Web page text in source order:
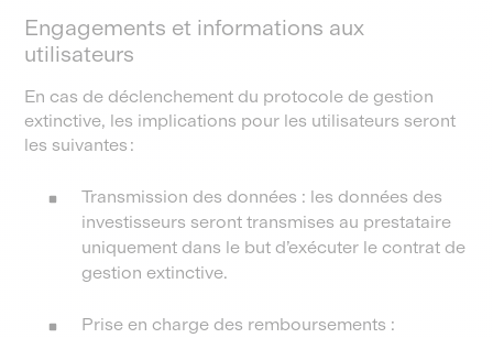
Engagements et informations aux
utilisateurs
En cas de déclenchement du protocole de gestion
extinctive, les implications pour les utilisateurs seront
les suivantes :
Transmission des données : les données des
investisseurs seront transmises au prestataire
uniquement dans le but d’exécuter le contrat de
gestion extinctive.
Prise en charge des remboursements :